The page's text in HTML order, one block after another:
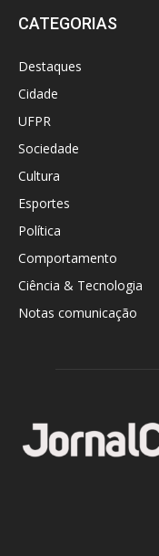
CATEGORIAS
Destaques
Cidade
UFPR
Sociedade
Cultura
Esportes
Política
Comportamento
Ciência & Tecnologia
Notas comunicação